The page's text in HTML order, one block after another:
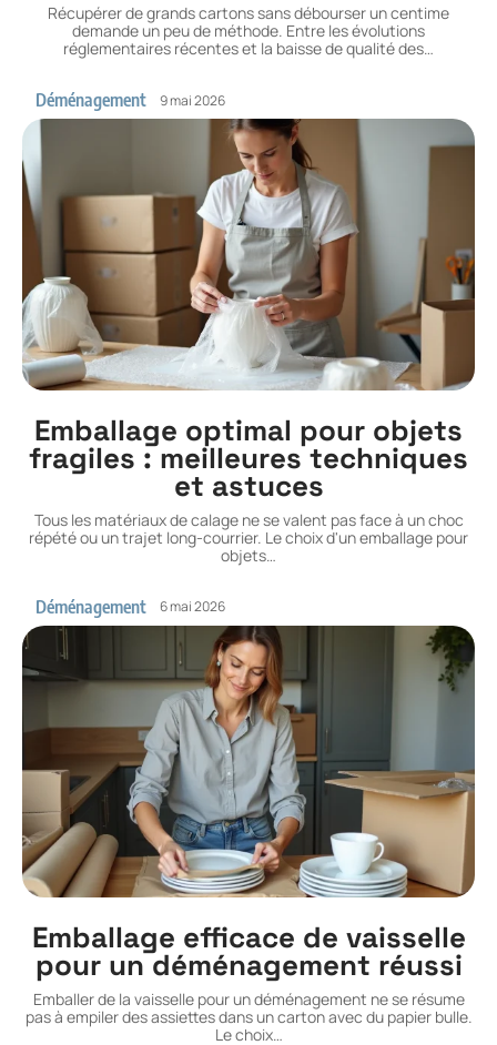
Récupérer de grands cartons sans débourser un centime
demande un peu de méthode. Entre les évolutions
réglementaires récentes et la baisse de qualité des…
Déménagement 9 mai 2026
Emballage optimal pour objets
fragiles : meilleures techniques
et astuces
Tous les matériaux de calage ne se valent pas face à un choc
répété ou un trajet long-courrier. Le choix d'un emballage pour
objets…
Déménagement 6 mai 2026
Emballage efficace de vaisselle
pour un déménagement réussi
Emballer de la vaisselle pour un déménagement ne se résume
pas à empiler des assiettes dans un carton avec du papier bulle.
Le choix…